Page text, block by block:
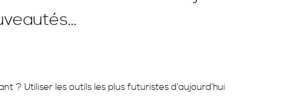
? Utiliser les outils les plus futuristes d’aujourd’hui